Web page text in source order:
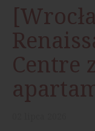
Centre